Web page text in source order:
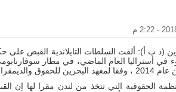
(د ب أ): ألقت السلطات التايلاندية القبض
في أستراليا العام الماضي، في مطار
والديمقراطية.
الحقوقية التي تتخذ من لندن مقرا لها إن